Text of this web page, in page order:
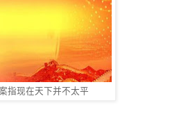
指现在天下并不太平